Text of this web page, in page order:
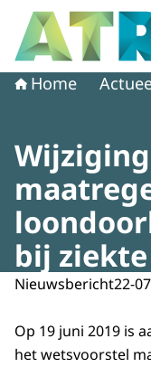
Naar de
Home
bij
Nieuwsbericht22-
Op 19 juni 2019 is
het wetsvoorstel